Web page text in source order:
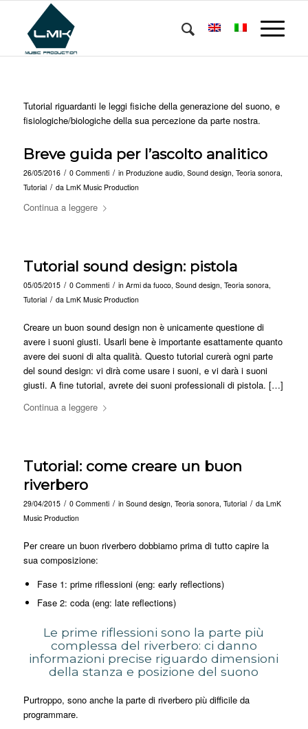
Tutorial riguardanti le leggi fisiche della generazione del suono, e
fisiologiche/biologiche della sua percezione da parte nostra.
Breve guida per l’ascolto analitico
26/05/2016 / 0 Commenti / in Produzione audio, Sound design, Teoria sonora,
Tutorial / da LmK Music Production
Continua a leggere
Tutorial sound design: pistola
05/05/2015 / 0 Commenti / in Armi da fuoco, Sound design, Teoria sonora,
Tutorial / da LmK Music Production
Creare un buon sound design non è unicamente questione di
avere i suoni giusti. Usarli bene è importante esattamente quanto
avere dei suoni di alta qualità. Questo tutorial curerà ogni parte
del sound design: vi dirà come usare i suoni, e vi darà i suoni
giusti. A fine tutorial, avrete dei suoni professionali di pistola. […]
Continua a leggere
Tutorial: come creare un buon
riverbero
29/04/2015 / 0 Commenti / in Sound design, Teoria sonora, Tutorial / da LmK
Music Production
Per creare un buon riverbero dobbiamo prima di tutto capire la
sua composizione:
Fase 1: prime riflessioni (eng: early reflections)
Fase 2: coda (eng: late reflections)
Le prime riflessioni sono la parte più
complessa del riverbero: ci danno
informazioni precise riguardo dimensioni
della stanza e posizione del suono
Purtroppo, sono anche la parte di riverbero più difficile da
programmare.